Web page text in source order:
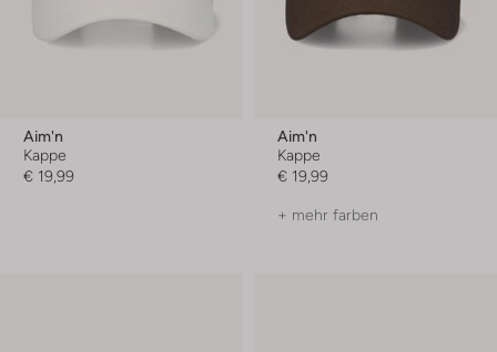
Aim'n
Kappe
€ 19,99
Aim'n
Kappe
€ 19,99
+ mehr farben